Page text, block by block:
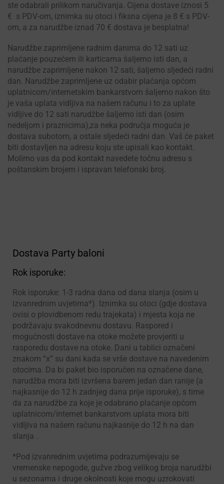
ste odabrali prilikom naručivanja. Cijena dostave iznosi 5
€ s PDV-om, iznimka su otoci i fiksna cijena je 8 € s PDV-
om, a za narudžbe iznad 70 € dostava je besplatna!
Narudžbe zaprimljene radnim danima do 12 sati uz
plaćanje pouzećem ili karticama šaljemo isti dan, a
narudžbe zaprimljene nakon 12 sati, šaljemo sljedeći radni
dan. Narudžbe zaprimljene uz odabir plaćanja općom
uplatnicom/internetskim bankarstvom šaljemo nakon što
je vaša uplata vidljiva na našem računu i to za uplate
vidljive do 12 sati narudžbe šaljemo isti dan (osim
nedeljom i praznicima),za neka područja moguća je
dostava subotom, a ostale sljedeći radni dan. Vaš će paket
biti dostavljen na adresu koju ste upisali kao kontakt.
Molimo vas da pod kontakt navedete točnu adresu s
poštanskim brojem i ispravan telefonski broj.
Dostava Party baloni
Rok isporuke:
Rok isporuke: 1-3 radna dana od dana slanja (osim u
izvanrednim uvjetima*). Iznimka su otoci (gdje dostava
ovisi o plovidbenom redu trajekata) i mjesta koja ne
podržavaju svakodnevnu dostavu. Raspored i
mogućnosti dostave na otoke možete provjeriti u
rasporedu dostave na otoke. Dani u tablici označeni
znakom “x” su dani kada se vrše dostave na navedenim
otocima. Da bi paket bio isporučen na označene dane,
narudžba mora biti izvršena barem jedan dan ranije (a
najkasnije do 12 h zadnjeg dana prije isporuke), s time
da za narudžbe za koje je odabrano plaćanje općom
uplatnicom/internet bankarstvom uplata mora biti
vidljiva na našem računu najkasnije do 12 h na dan
slanja .
*Pod izvanrednim uvjetima podrazumijevaju se
vremenske nepogode, gužve zbog velikog broja narudžbi
u sezonama i druge okolnosti koje mogu uzrokovati